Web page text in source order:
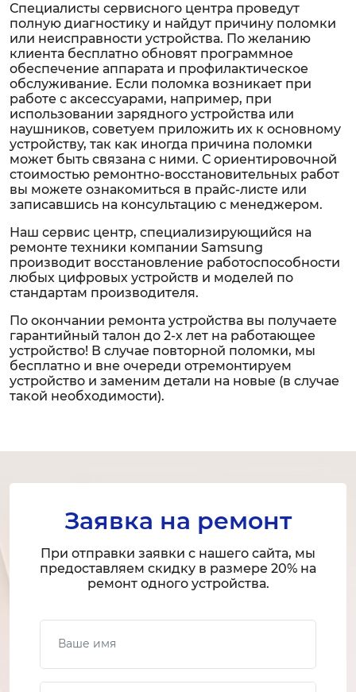
Специалисты сервисного центра проведут
полную диагностику и найдут причину поломки
или неисправности устройства. По желанию
клиента бесплатно обновят программное
обеспечение аппарата и профилактическое
обслуживание. Если поломка возникает при
работе с аксессуарами, например, при
использовании зарядного устройства или
наушников, советуем приложить их к основному
устройству, так как иногда причина поломки
может быть связана с ними. С ориентировочной
стоимостью ремонтно-восстановительных работ
вы можете ознакомиться в прайс-листе или
записавшись на консультацию с менеджером.
Наш сервис центр, специализирующийся на
ремонте техники компании Samsung
производит восстановление работоспособности
любых цифровых устройств и моделей по
стандартам производителя.
По окончании ремонта устройства вы получаете
гарантийный талон до 2-х лет на работающее
устройство! В случае повторной поломки, мы
бесплатно и вне очереди отремонтируем
устройство и заменим детали на новые (в случае
такой необходимости).
Заявка на ремонт
При отправки заявки с нашего сайта, мы
предоставляем скидку в размере 20% на
ремонт одного устройства.
Ваше имя
Ваш телефон